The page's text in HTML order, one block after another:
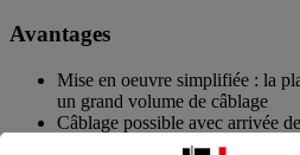
Avantages
Mise en oeuvre simplifiée : la
un grand volume de câblage
Câblage possible avec arrivée
bas, la droite ou la gauche